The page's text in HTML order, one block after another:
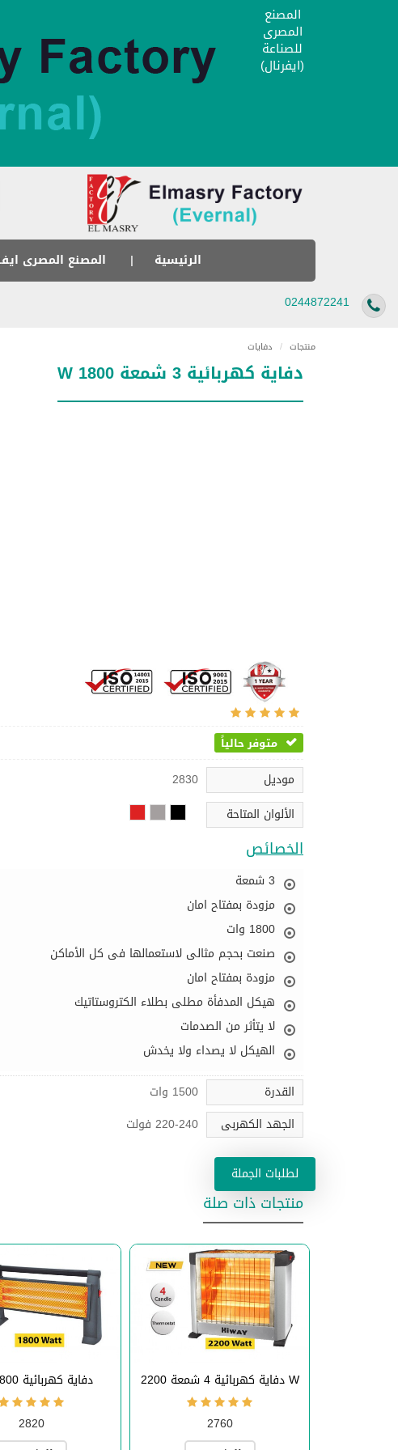
المصنع
المصرى
للصناعة
(ايفرنال)
الرئيسية المصنع المصرى
0244872241
منتجات / دفايات
دفاية كهربائية 3 شمعة 1800 W
متوفر حالياً
موديل
2830
الألوان المتاحة
الخصائص
3 شمعة
مزودة بمفتاح امان
1800 وات
صنعت بحجم مثالى لاستعمالها فى كل الأماكن
مزودة بمفتاح امان
هيكل المدفأة مطلى بطلاء الكتروستاتيك
لا يتأثر من الصدمات
الهيكل لا يصداء ولا يخدش
القدرة
1500 وات
الجهد الكهربى
220-240 فولت
لطلبات الجملة
منتجات ذات صلة
دفاية كهربائية 1800 وات
2820
دفاية كهربائية 4 شمعة 2200 W
2760